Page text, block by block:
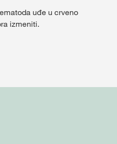
uđe u crveno
izmeniti.